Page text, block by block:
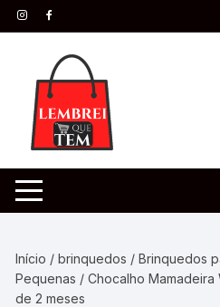
Início /brinquedos /Brinquedos
Pequenas / Chocalho Mamadeira
de 2 meses